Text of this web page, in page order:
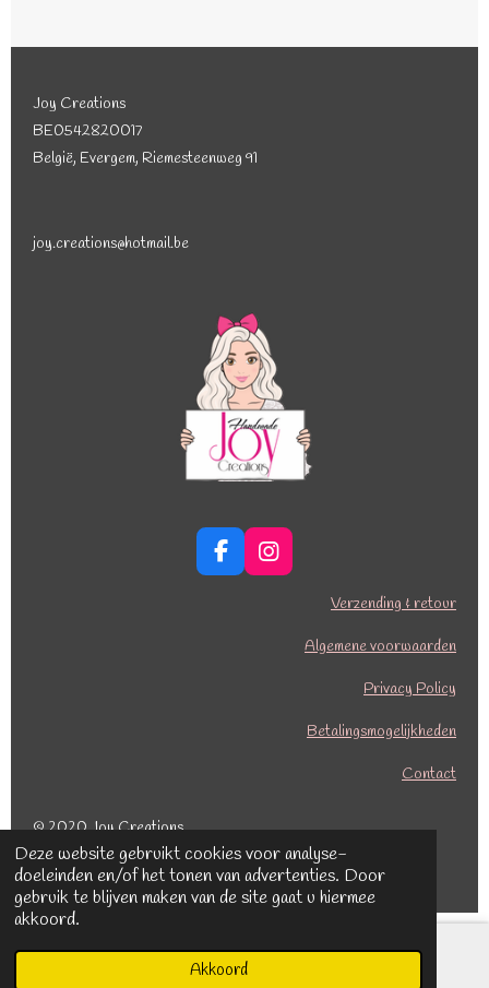
Deze website gebruikt cookies voor analyse-
doeleinden en/of het tonen van advertenties. Door
gebruik te blijven maken van de site gaat u hiermee
akkoord.
Akkoord
Joy Creations
BE0542820017
België, Evergem, Riemesteenweg 91
joy.creations@hotmail.be
F
a
I
n
Verzending & retour
Algemene voorwaarden
Privacy Policy
Betalingsmogelijkheden
Contact
© 2020 Joy Creations
Powered byJouwWeb
Kaart